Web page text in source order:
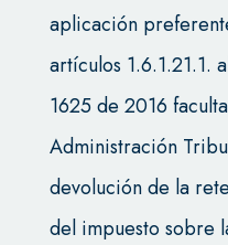
aplicación
artículos 1.6.1.21.1.
1625 de 2016
Administración
devolución de la
del impuesto sobre